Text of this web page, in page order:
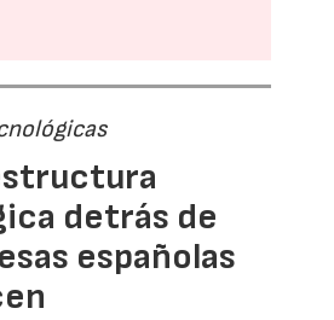
detrás de
españolas